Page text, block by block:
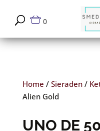
0
Home / Sieraden/
Alien Gold
UNO DE